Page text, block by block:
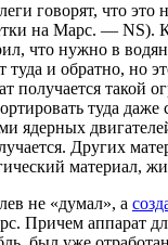
говорят, что это
на Марс. — NS).
что нужно в
туда и обратно, но
получается такой
туда
ядерных
Других
материал,
не «думал», а
Причем аппарат